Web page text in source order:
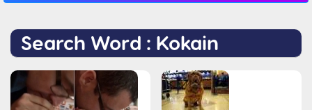
Search Word : Kokain